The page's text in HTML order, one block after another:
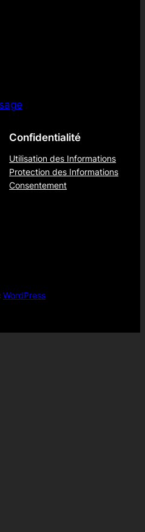
Confidentialité
Utilisation des Informations
Protection des Informations
Consentement
WordPress